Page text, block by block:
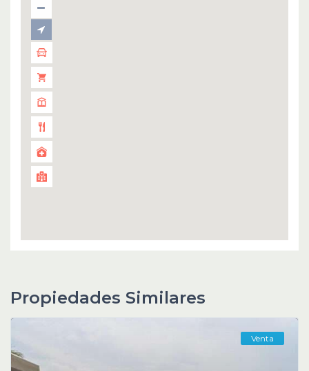
Propiedades Similares
Venta